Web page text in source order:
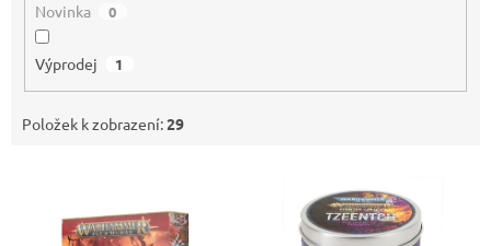
Novinka 0
Výprodej 1
Položek k zobrazení:29